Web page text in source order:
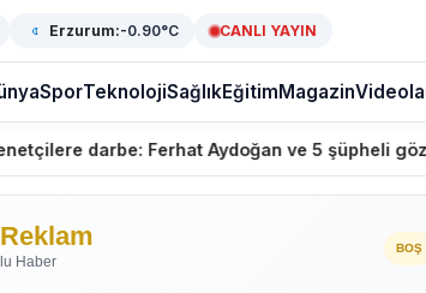
Erzurum:-0.90°C CANLI YAYIN
SporTeknolojiSağlıkEğitimMagazin
Ferhat Aydoğan ve 5 şüpheli gözaltında
Reklam
Haber
BOŞ